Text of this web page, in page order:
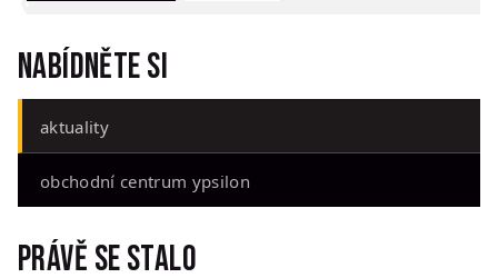
Nabídněte si
aktuality
obchodní centrum ypsilon
Právě se stalo